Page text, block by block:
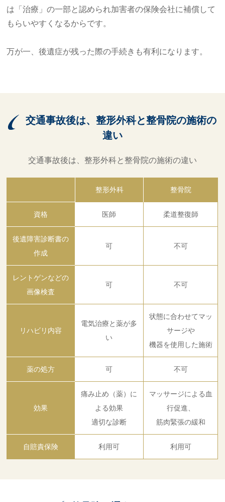
は「治療」の一部と認められ加害者の保険会社に補償して
もらいやすくなるからです。
万が一、後遺症が残った際の手続きも有利になります。
交通事故後は、整形外科と整骨院の施術の
違い
交通事故後は、整形外科と整骨院の施術の違い
整形外科 整骨院
資格 医師 柔道整復師
後遺障害診断書の
作成
可 不可
レントゲンなどの
画像検査
可 不可
リハビリ内容
電気治療と薬が多
い
状態に合わせてマッ
サージや
機器を使用した施術
薬の処方 可 不可
効果
痛み止め（薬）に
よる効果
適切な診断
マッサージによる血
行促進、
筋肉緊張の緩和
自賠責保険 利用可 利用可